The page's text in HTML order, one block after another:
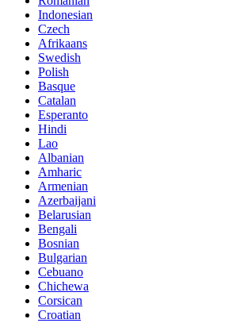
Indonesian
Czech
Afrikaans
Swedish
Polish
Basque
Catalan
Esperanto
Hindi
Lao
Albanian
Amharic
Armenian
Azerbaijani
Belarusian
Bengali
Bosnian
Bulgarian
Cebuano
Chichewa
Corsican
Croatian